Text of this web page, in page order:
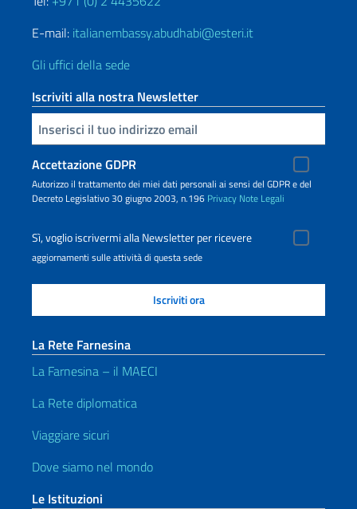
E-mail: italianembassy.abudhabi@esteri.it
Gli uffici della sede
Iscriviti alla nostra Newsletter
Inserisci la tua email
Accettazione GDPR
Autorizzo il trattamento dei miei dati personali ai sensi del GDPR e del
Decreto Legislativo 30 giugno 2003, n.196 Privacy Note Legali
Sì, voglio iscrivermi alla Newsletter per ricevere
aggiornamenti sulle attività di questa sede
La Rete Farnesina
La Farnesina – il MAECI
La Rete diplomatica
Viaggiare sicuri
Dove siamo nel mondo
Le Istituzioni